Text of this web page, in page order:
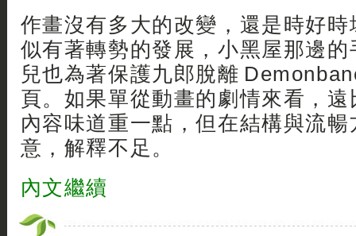
作畫沒有多大的改變，還是時好
似有著轉勢的發展，小黑屋那邊
兒也為著保護九郎脫離
頁。如果單從動畫的劇情來看，遠
內容味道重一點，但在結構與流
意，解釋不足。
內文繼續